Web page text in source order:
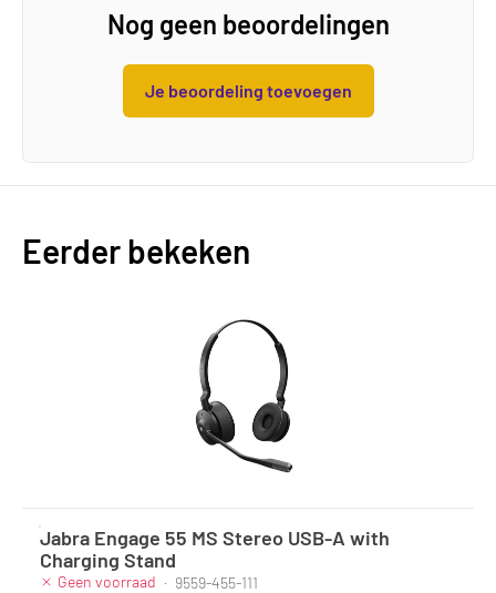
Nog geen beoordelingen
Je beoordeling toevoegen
Eerder bekeken
Jabra Engage 55 MS Stereo USB-A with
Charging Stand
Geen voorraad · 9559-455-111